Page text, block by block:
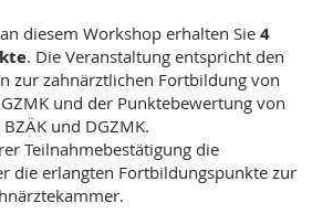
diesem Workshop erhalten Sie 4
. Die Veranstaltung entspricht den
zur zahnärztlichen Fortbildung von
und der Punktebewertung von
und DGZMK.
Teilnahmebestätigung die
die erlangten Fortbildungspunkte zur